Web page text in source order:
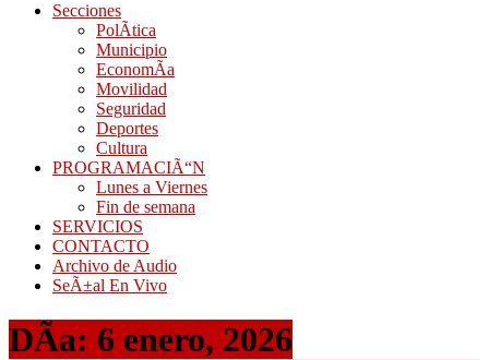
Secciones
PolÃ­tica
Municipio
EconomÃ­a
Movilidad
Seguridad
Deportes
Cultura
PROGRAMACIÃ“N
Lunes a Viernes
Fin de semana
SERVICIOS
CONTACTO
Archivo de Audio
SeÃ±al En Vivo
DÃ­a: 6 enero, 2026